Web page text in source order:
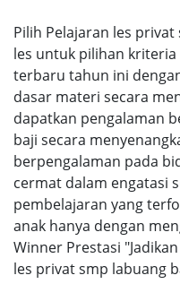
Pilih Pelajaran les
les untuk pilihan
terbaru tahun ini
dasar materi secara
dapatkan pengalaman
baji secara
berpengalaman pada
cermat dalam engatasi
pembelajaran yang
anak hanya dengan
Winner Prestasi
les privat smp labuang